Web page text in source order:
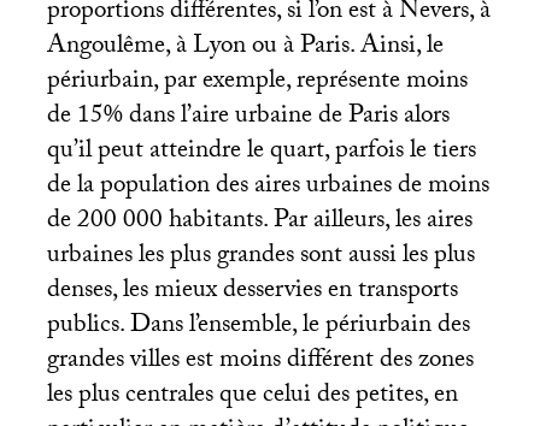
proportions différentes, si l’on est à Nevers, à
Angoulême, à Lyon ou à Paris. Ainsi, le
périurbain, par exemple, représente moins
de 15% dans l’aire urbaine de Paris alors
qu’il peut atteindre le quart, parfois le tiers
de la population des aires urbaines de moins
de 200 000 habitants. Par ailleurs, les aires
urbaines les plus grandes sont aussi les plus
denses, les mieux desservies en transports
publics. Dans l’ensemble, le périurbain des
grandes villes est moins différent des zones
les plus centrales que celui des petites, en